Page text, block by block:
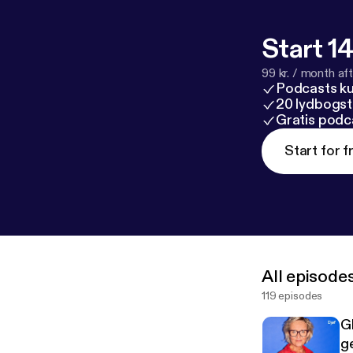
Start
99 kr. / month
Podcasts
20
Gratis
Start for
All
119 episodes